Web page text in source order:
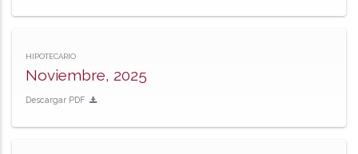
HIPOTECARIO
Noviembre, 2025
Descargar PDF